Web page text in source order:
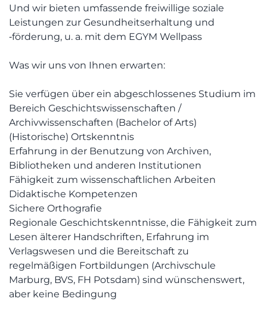
Und wir bieten umfassende freiwillige soziale
Leistungen zur Gesundheitserhaltung und
‑förderung, u. a. mit dem EGYM Wellpass
Was wir uns von Ihnen erwarten:
Sie verfügen über ein abgeschlossenes Studium im
Bereich Geschichtswissenschaften /
Archivwissenschaften (Bachelor of Arts)
(Historische) Ortskenntnis
Erfahrung in der Benutzung von Archiven,
Bibliotheken und anderen Institutionen
Fähigkeit zum wissenschaftlichen Arbeiten
Didaktische Kompetenzen
Sichere Orthografie
Regionale Geschichtskenntnisse, die Fähigkeit zum
Lesen älterer Handschriften, Erfahrung im
Verlagswesen und die Bereitschaft zu
regelmäßigen Fortbildungen (Archivschule
Marburg, BVS, FH Potsdam) sind wünschenswert,
aber keine Bedingung